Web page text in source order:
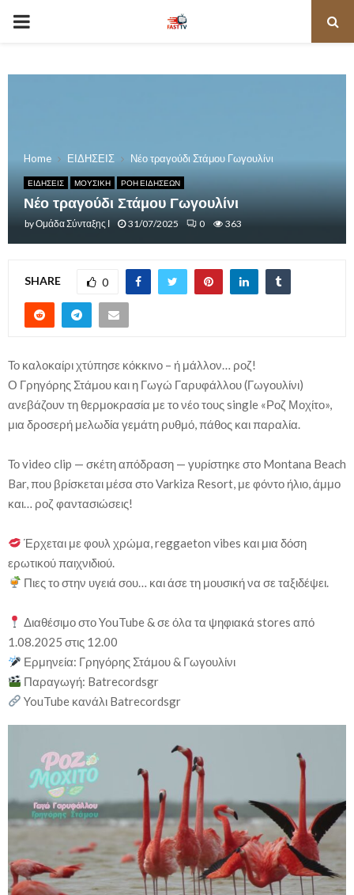
PRIMARY
Home ΕΙΔΗΣΕΙΣ Νέο τραγούδι Στάμου Γωγουλίνι
ΕΙΔΗΣΕΙΣ ΜΟΥΣΙΚΗ ΡΟΗ ΕΙΔΗΣΕΩΝ
Νέο τραγούδι Στάμου Γωγουλίνι
byΟμάδα Σύνταξης Ι 31/07/2025 0 363
SHARE 0
Το καλοκαίρι χτύπησε κόκκινο – ή μάλλον… ροζ!
Ο Γρηγόρης Στάμου και η Γωγώ Γαρυφάλλου (Γωγουλίνι)
ανεβάζουν τη θερμοκρασία με το νέο τους single «Ροζ Μοχίτο»,
μια δροσερή μελωδία γεμάτη ρυθμό, πάθος και παραλία.
Το video clip — σκέτη απόδραση — γυρίστηκε στο Montana Beach
Bar, που βρίσκεται μέσα στο Varkiza Resort, με φόντο ήλιο, άμμο
και… ροζ φαντασιώσεις!
Έρχεται με φουλ χρώμα, reggaeton vibes και μια δόση
ερωτικού παιχνιδιού.
Πιες το στην υγειά σου… και άσε τη μουσική να σε ταξιδέψει.
Διαθέσιμο στο YouTube & σε όλα τα ψηφιακά stores από
1.08.2025 στις 12.00
Ερμηνεία: Γρηγόρης Στάμου & Γωγουλίνι
Παραγωγή: Batrecordsgr
YouTube κανάλι Batrecordsgr